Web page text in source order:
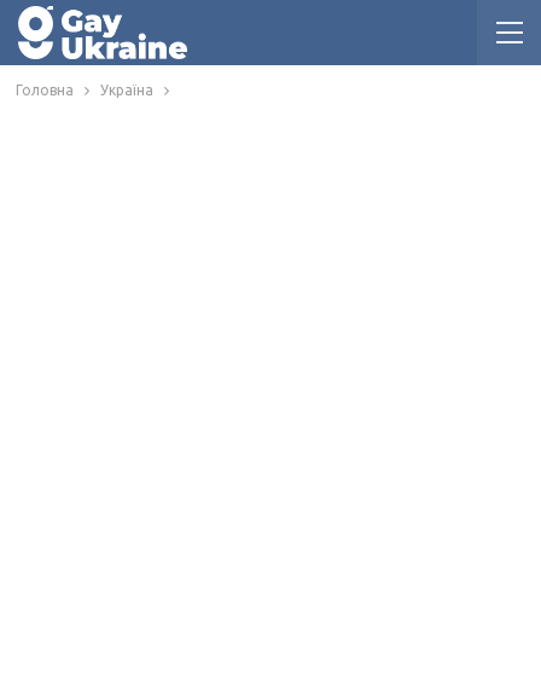
Головна Україна